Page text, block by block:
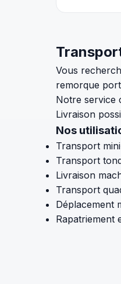
Vous
remorque
Notre service
Livraison
Nos
Transport
Transport
Livraison
Transport
Déplacement
Rapatriement